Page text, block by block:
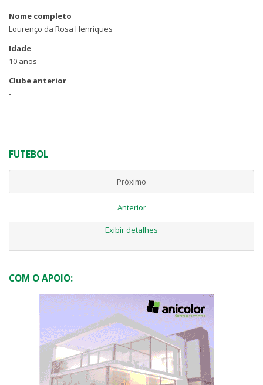
Nome completo
Lourenço da Rosa Henriques
Idade
10 anos
Clube anterior
-
FUTEBOL
Próximo
Anterior
Exibir detalhes
COM O APOIO: